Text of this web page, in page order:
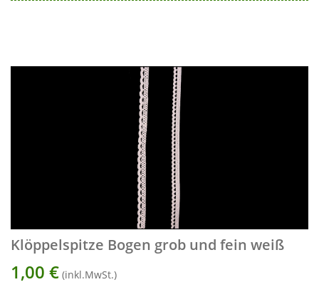
Klöppelspitze Bogen grob und fein weiß
1,00 € (inkl.MwSt.)